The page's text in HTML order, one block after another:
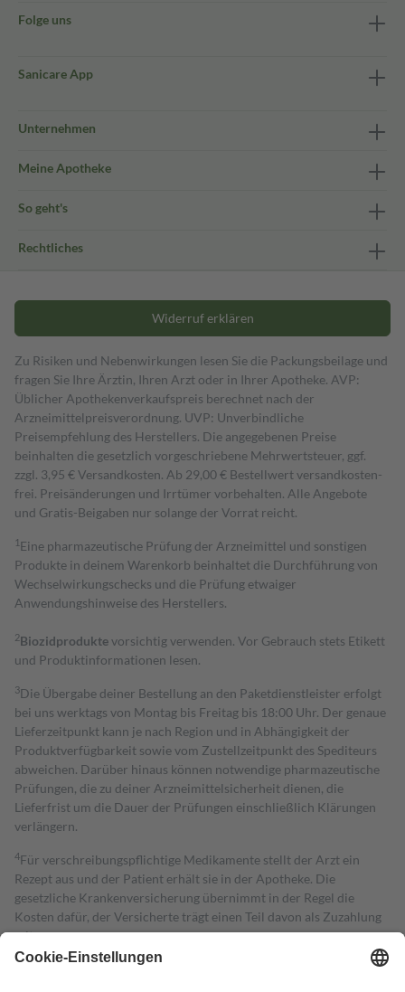
Folge uns
Sanicare App
Unternehmen
Meine Apotheke
So geht's
Rechtliches
Widerruf erklären
Zu Risiken und Nebenwirkungen lesen Sie die Packungsbeilage und
fragen Sie Ihre Ärztin, Ihren Arzt oder in Ihrer Apotheke. AVP:
Üblicher Apothekenverkaufspreis berechnet nach der
Arzneimittelpreisverordnung. UVP: Unverbindliche
Preisempfehlung des Herstellers. Die angegebenen Preise
beinhalten die gesetzlich vorgeschriebene Mehrwertsteuer, ggf.
zzgl. 3,95 € Versandkosten. Ab 29,00 € Bestell­wert versand­kosten­
frei. Preisänderungen und Irrtümer vorbehalten. Alle Angebote
und Gratis-Beigaben nur solange der Vorrat reicht.
1 Eine pharmazeutische Prüfung der Arzneimittel und sonstigen
Produkte in deinem Warenkorb beinhaltet die Durchführung von
Wechselwirkungschecks und die Prüfung etwaiger
Anwendungshinweise des Herstellers.
2Biozidproduktevorsichtig verwenden. Vor Gebrauch stets Etikett
und Produktinformationen lesen.
3Die Übergabe deiner Bestellung an den Paketdienstleister erfolgt
bei uns werktags von Montag bis Freitag bis 18:00 Uhr. Der genaue
Lieferzeitpunkt kann je nach Region und in Abhängigkeit der
Produktverfügbarkeit sowie vom Zustellzeitpunkt des Spediteurs
abweichen. Darüber hinaus können notwendige pharmazeutische
Prüfungen, die zu deiner Arzneimittelsicherheit dienen, die
Lieferfrist um die Dauer der Prüfungen einschließlich Klärungen
verlängern.
4Für verschreibungspflichtige Medikamente stellt der Arzt ein
Rezept aus und der Patient erhält sie in der Apotheke. Die
gesetzliche Krankenversicherung übernimmt in der Regel die
Kosten dafür, der Versicherte trägt einen Teil davon als Zuzahlung
mit.
Grundsätzlich leisten Mitglieder Zuzahlungen in Höhe von zehn